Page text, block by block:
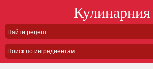
Кулинарния
Поиск по ингредиентам